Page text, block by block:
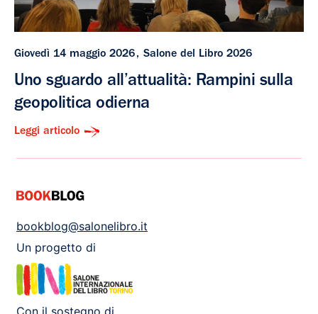
Giovedì 14 maggio 2026 Salone del Libro 2026
Uno sguardo all’attualità: Rampini sulla
geopolitica odierna
Leggi articolo
bookblog@salonelibro.it
Un progetto di